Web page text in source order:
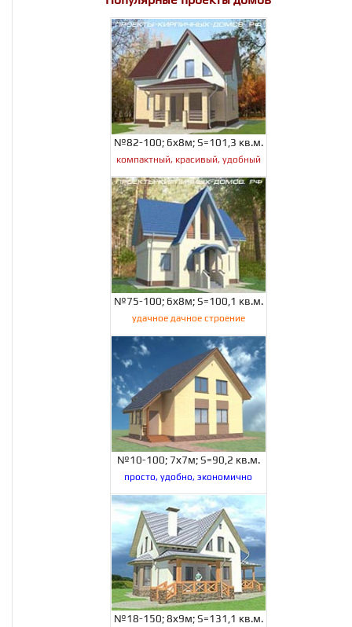
№82-100; 6х8м; S=101,3 кв.м.
компактный, красивый, удобный
№75-100; 6х8м; S=100,1 кв.м.
удачное дачное строение
№10-100; 7х7м; S=90,2 кв.м.
просто, удобно, экономично
№18-150; 8х9м; S=131,1 кв.м.